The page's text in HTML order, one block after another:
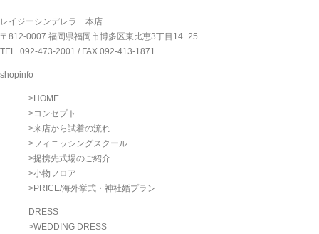
レイジーシンデレラ 本店
〒812-0007 福岡県福岡市博多区東比恵3丁目14−25
TEL .092-473-2001 / FAX.092-413-1871
shopinfo
>HOME
>コンセプト
>来店から試着の流れ
>フィニッシングスクール
>提携先式場のご紹介
>小物フロア
>PRICE/海外挙式・神社婚プラン
DRESS
>WEDDING DRESS